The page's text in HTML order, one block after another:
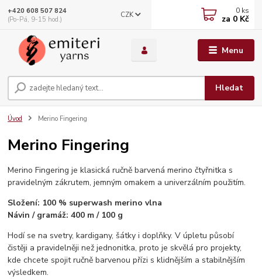
Menu
CZK
Hledat
+420 608 507 824
(Po-Pá, 9-15 hod.)
0 ks
za 0 Kč
Úvod Merino Fingering
Merino Fingering
Merino Fingering je klasická ručně barvená merino čtyřnitka s
pravidelným zákrutem, jemným omakem a univerzálním použitím.
Složení: 100 % superwash merino vlna
Návin / gramáž: 400 m / 100 g
Hodí se na svetry, kardigany, šátky i doplňky. V úpletu působí
čistěji a pravidelněji než jednonitka, proto je skvělá pro projekty,
kde chcete spojit ručně barvenou přízi s klidnějším a stabilnějším
výsledkem.